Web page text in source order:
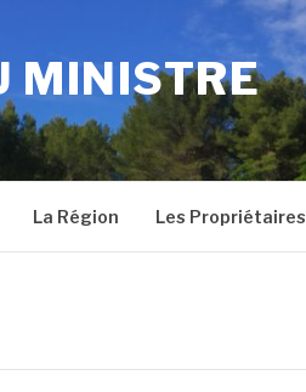
MINISTRE
La Région Les Propriétaires